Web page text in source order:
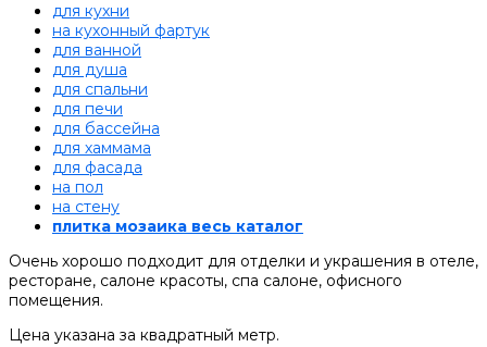
для кухни
на кухонный фартук
для ванной
для душа
для спальни
для печи
для бассейна
для хаммама
для фасада
на пол
на стену
плитка мозаика весь каталог
Очень хорошо подходит для отделки и украшения в отеле,
ресторане, салоне красоты, спа салоне, офисного
помещения.
Цена указана за квадратный метр.